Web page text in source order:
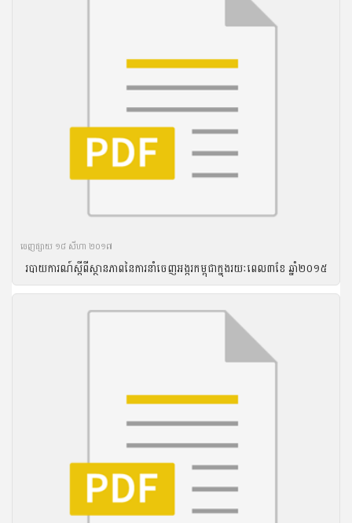
ចេញ​ផ្សាយ​ ១៨ សីហា ២០១៧
របាយ​ការណ៍​ស្តីពី​ស្ថានភាព​នៃ​ការ​នាំ​ចេញ​អង្ករ​កម្ពុជា​ក្នុង​រយៈ​ពេល​៣ខែ ឆ្នាំ​២០១៥